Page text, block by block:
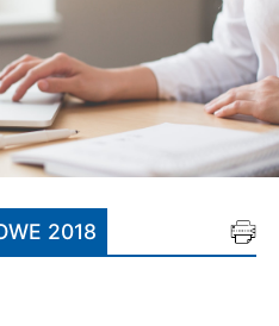
2018